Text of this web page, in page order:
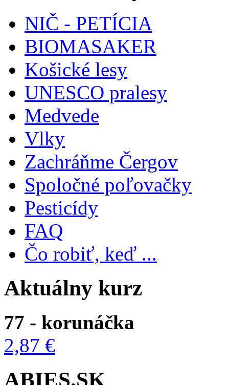
NIČ - PETÍCIA
BIOMASAKER
Košické lesy
UNESCO pralesy
Medvede
Vlky
Zachráňme Čergov
Spoločné poľovačky
Pesticídy
FAQ
Čo robiť, keď ...
Aktuálny kurz
77 - korunáčka
2,87 €
ABIES.SK